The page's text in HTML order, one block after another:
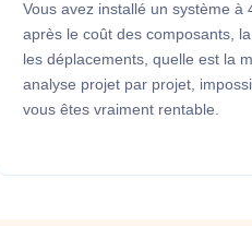
Vous avez installé un système à
après le coût des composants,
les déplacements, quelle est la
analyse projet par projet,
vous êtes vraiment rentable.